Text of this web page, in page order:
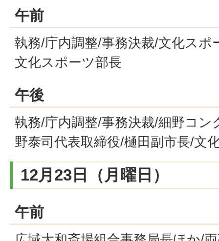
午前
執務/庁内調整/事務決裁/文化スポ
文化スポーツ部長
午後
執務/庁内調整/事務決裁/細野コン
野泰司代表取締役/樋田副市長/文
12月23日（月曜日）
午前